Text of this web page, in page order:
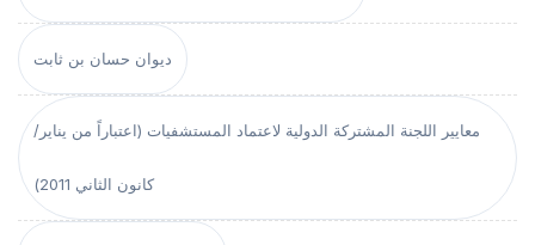
ديوان حسان بن ثابت
معايير اللجنة المشتركة الدولية لاعتماد المستشفيات (اعتباراً من يناير/
كانون الثاني 2011)